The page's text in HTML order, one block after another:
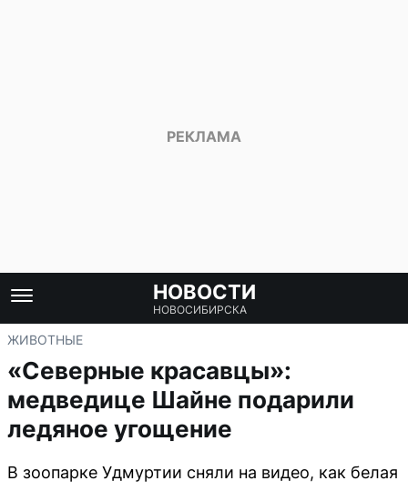
НОВОСТИ
НОВОСИБИРСКА
ЖИВОТНЫЕ
«Северные красавцы»:
медведице Шайне подарили
ледяное угощение
В зоопарке Удмуртии сняли на видео, как белая